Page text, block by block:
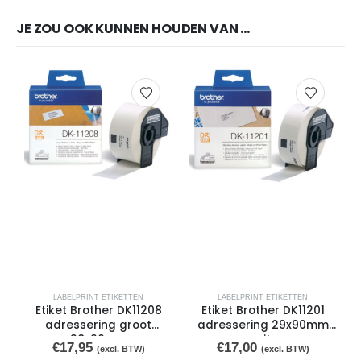
JE ZOU OOK KUNNEN HOUDEN VAN …
LABELPRINT ETIKETTEN
Etiket Brother DK11208
adressering groot
38x90mm
€17,95 (excl. BTW)
LABELPRINT ETIKETTEN
Etiket Brother DK11201
adressering 29x90mm
wit
€17,00 (excl. BTW)